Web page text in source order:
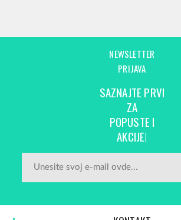
NEWSLETTER
PRIJAVA
SAZNAJTE PRVI
ZA
POPUSTE I
AKCIJE!